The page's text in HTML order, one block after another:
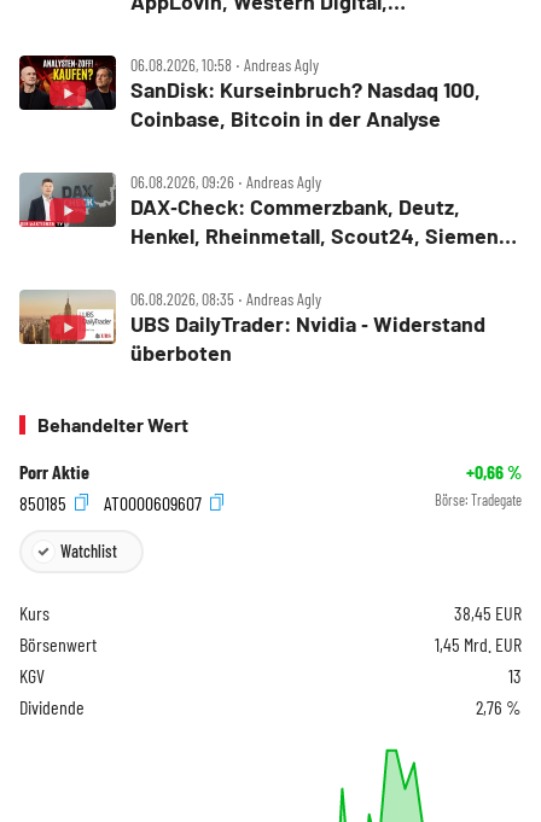
06.08.2026, 10:58 ‧ Andreas Agly
SanDisk: Kurseinbruch? Nasdaq 100,
Coinbase, Bitcoin in der Analyse
06.08.2026, 09:26 ‧ Andreas Agly
DAX‑Check: Commerzbank, Deutz,
Henkel, Rheinmetall, Scout24, Siemens,
06.08.2026, 08:35 ‧ Andreas Agly
UBS DailyTrader: Nvidia ‑ Widerstand
überboten
Behandelter Wert
Porr Aktie +0,66%
850185
AT0000609607 Börse: Tradegate
Watchlist
Kurs 38,45 EUR
Börsenwert
1,45 Mrd. EUR
KGV
13
Dividende
2,76 %